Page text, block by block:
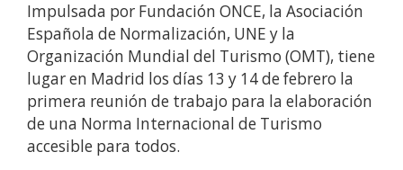
Impulsada por Fundación ONCE, la Asociación
Española de Normalización, UNE y la
Organización Mundial del Turismo (OMT), tiene
lugar en Madrid los días 13 y 14 de febrero la
primera reunión de trabajo para la elaboración
de una Norma Internacional de Turismo
accesible para todos.